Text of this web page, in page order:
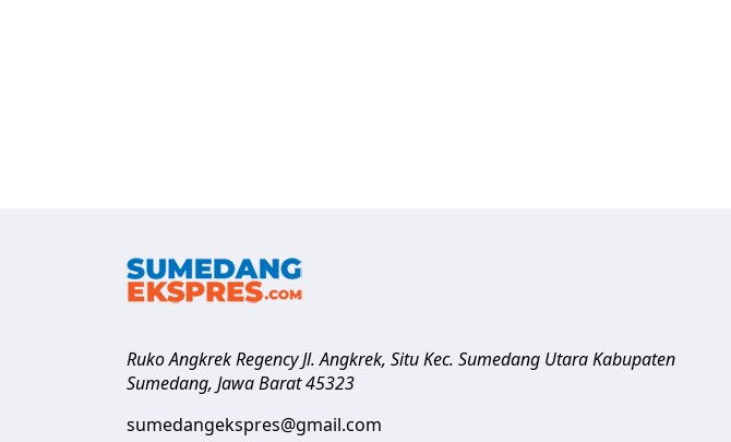
Ruko Angkrek Regency Jl. Angkrek, Situ Kec. Sumedang UtaraKabupaten
Sumedang, Jawa Barat45323
sumedangekspres@gmail.com